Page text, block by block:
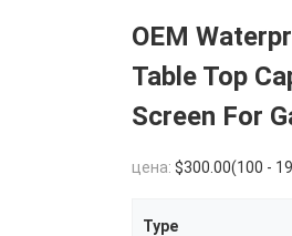
OEM
Table Top
Screen For
цена: $300.00(100 - 199 Pieces)
Type